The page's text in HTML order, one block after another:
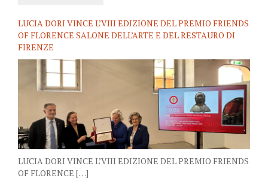
LUCIA DORI VINCE L’VIII EDIZIONE DEL PREMIO FRIENDS
OF FLORENCE SALONE DELL’ARTE E DEL RESTAURO DI
FIRENZE
LUCIA DORI VINCE L’VIII EDIZIONE DEL PREMIO FRIENDS
OF FLORENCE […]